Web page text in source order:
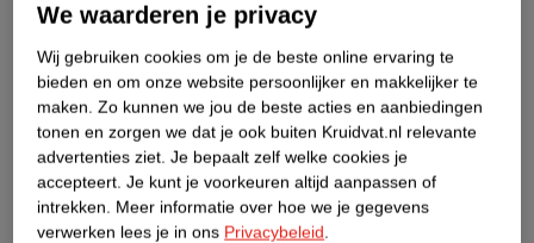
Over dit product
Productinformatie
Etiketinformatie
Nature Impact Score
We waarderen je privacy
Wij gebruiken cookies om je de beste online ervaring te
bieden en om onze website persoonlijker en makkelijker te
maken. Zo kunnen we jou de beste acties en aanbiedingen
tonen en zorgen we dat je ook buiten Kruidvat.nl relevante
advertenties ziet. Je bepaalt zelf welke cookies je
accepteert. Je kunt je voorkeuren altijd aanpassen of
intrekken. Meer informatie over hoe we je gegevens
verwerken lees je in ons Privacybeleid.